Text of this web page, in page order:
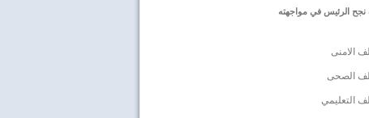
الرئيس في مواجهته
الامنى
الصحى
التعليمي